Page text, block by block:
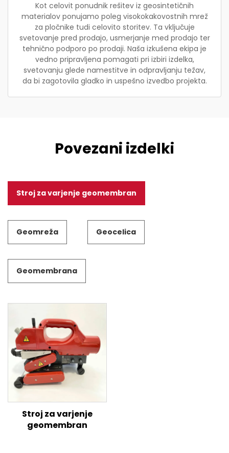
Kot celovit ponudnik rešitev iz geosintetičnih
materialov ponujamo poleg visokokakovostnih mrež
za pločnike tudi celovito storitev. Ta vključuje
svetovanje pred prodajo, usmerjanje med prodajo ter
tehnično podporo po prodaji. Naša izkušena ekipa je
vedno pripravljena pomagati pri izbiri izdelka,
svetovanju glede namestitve in odpravljanju težav,
da bi zagotovila gladko in uspešno izvedbo projekta.
Povezani izdelki
Stroj za varjenje geomembran
Geomreža Geocelica
Geomembrana
Stroj za varjenje
geomembran